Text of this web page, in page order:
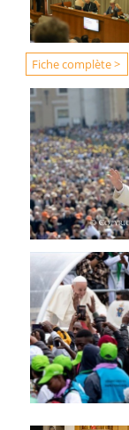
Fiche complète >